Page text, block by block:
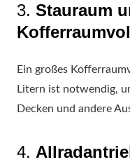
3. Stauraum
Ein großes
Litern ist notwendig,
Decken und andere
4.